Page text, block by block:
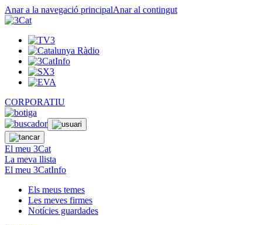
Anar a la navegació principalAnar al contingut
CORPORATIU
El meu 3Cat
La meva llista
El meu 3CatInfo
Els meus temes
Les meves firmes
Notícies guardades